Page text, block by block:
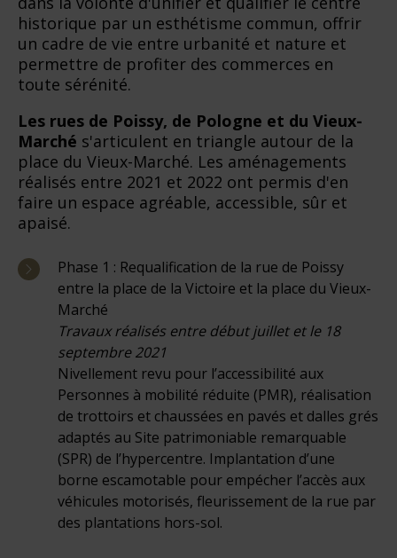
historique par un esthétisme commun, offrir
un cadre de vie entre urbanité et nature et
permettre de profiter des commerces en
toute sérénité.
Les rues de Poissy, de Pologne et du Vieux-
Marché s'articulent en triangle autour de la
place du Vieux-Marché. Les aménagements
réalisés entre 2021 et 2022 ont permis d'en
faire un espace agréable, accessible, sûr et
apaisé.
Phase 1 : Requalification de la rue de Poissy
entre la place de la Victoire et la place du Vieux-
Marché
Travaux réalisés entre début juillet et le 18
septembre 2021
Nivellement revu pour l’accessibilité aux
Personnes à mobilité réduite (PMR), réalisation
de trottoirs et chaussées en pavés et dalles grés
adaptés au Site patrimoniable remarquable
(SPR) de l’hypercentre. Implantation d’une
borne escamotable pour empécher l’accès aux
véhicules motorisés, fleurissement de la rue par
des plantations hors-sol.